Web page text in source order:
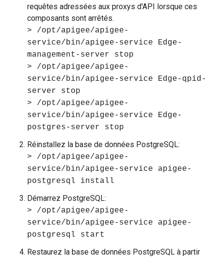
requêtes adressées aux proxys d'API lorsque ces
composants sont arrêtés.
> /opt/apigee/apigee-
service/bin/apigee-service Edge-
management-server stop
> /opt/apigee/apigee-
service/bin/apigee-service Edge-qpid-
server stop
> /opt/apigee/apigee-
service/bin/apigee-service Edge-
postgres-server stop
Réinstallez la base de données PostgreSQL:
> /opt/apigee/apigee-
service/bin/apigee-service apigee-
postgresql install
Démarrez PostgreSQL:
> /opt/apigee/apigee-
service/bin/apigee-service apigee-
postgresql start
Restaurez la base de données PostgreSQL à partir